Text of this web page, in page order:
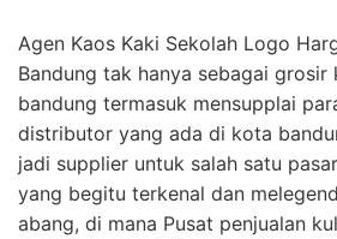
Agen Kaos Kaki Sekolah Logo
Bandung tak hanya sebagai
bandung termasuk mensupplai
distributor yang ada di kota
jadi supplier untuk salah satu
yang begitu terkenal dan
abang, di mana Pusat penjualan